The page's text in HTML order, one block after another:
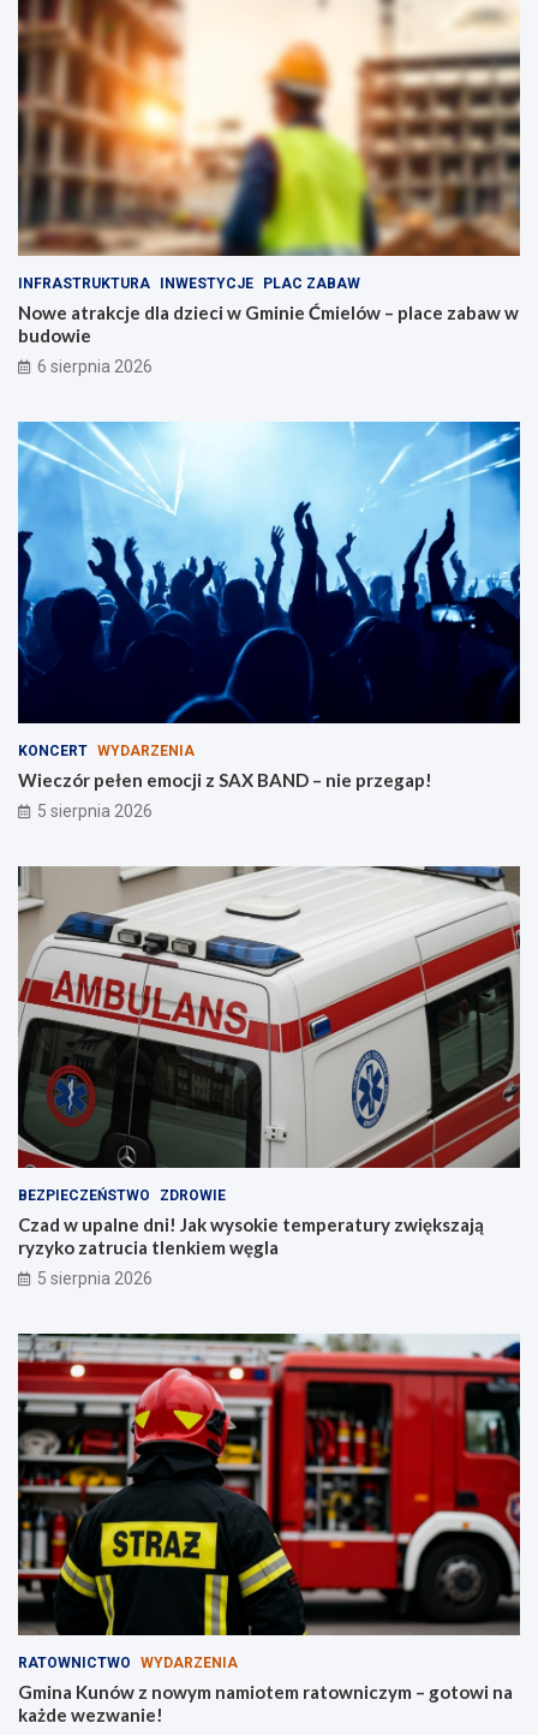
c
j
d
l
d
z
e
c
w
G
m
i
n
e
Ć
m
l
ó
w
–
p
l
a
e
z
a
b
a
b
u
d
w
i
e
ł
e
e
m
c
j
z
S
X
B
A
N
D
n
i
e
z
e
g
a
p
!
INFRASTRUKTURA INWESTYCJE PLAC ZABAW
Nowe atrakcje dla dzieci w Gminie Ćmielów – place zabaw w
budowie
6 sierpnia 2026
KONCERT WYDARZENIA
Wieczór pełen emocji z SAX BAND – nie przegap!
5 sierpnia 2026
BEZPIECZEŃSTWO ZDROWIE
Czad w upalne dni! Jak wysokie temperatury zwiększają
ryzyko zatrucia tlenkiem węgla
5 sierpnia 2026
RATOWNICTWO WYDARZENIA
Gmina Kunów z nowym namiotem ratowniczym – gotowi na
każde wezwanie!